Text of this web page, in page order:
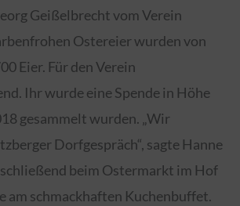
Geißelbrecht vom Verein
Ostereier wurden von
Eier. Für den Verein
Ihr wurde eine Spende in Höhe
gesammelt wurden. „Wir
Dorfgespräch“, sagte Hanne
beim Ostermarkt im Hof
schmackhaften Kuchenbuffet.